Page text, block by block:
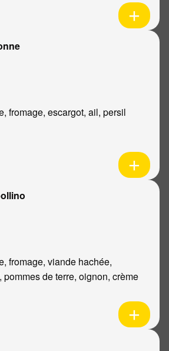
fromage, escargot, ail, persil
fromage, viande hachée,
pommes de terre, oignon, crème